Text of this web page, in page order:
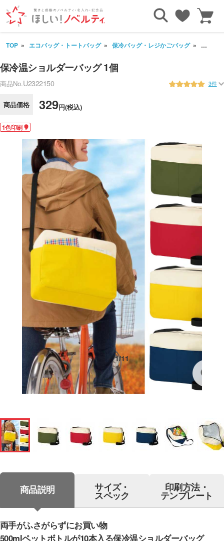
TOP エコバッグ・トートバッグ 保冷バッグ・レジかごバッグ 保冷温
保冷温ショルダーバッグ 1個
商品No.U2322150 3件
商品価格 329円(税込)
1色印刷
1/11
商品説明 サイズ・
スペック
印刷方法・
テンプレート
両手がふさがらずにお買い物
500mlペットボトルが10本入る保冷温ショルダーバッグ